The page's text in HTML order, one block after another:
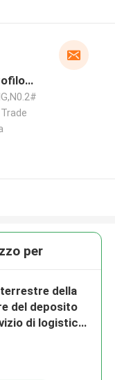
per
della
del deposito
di logistica